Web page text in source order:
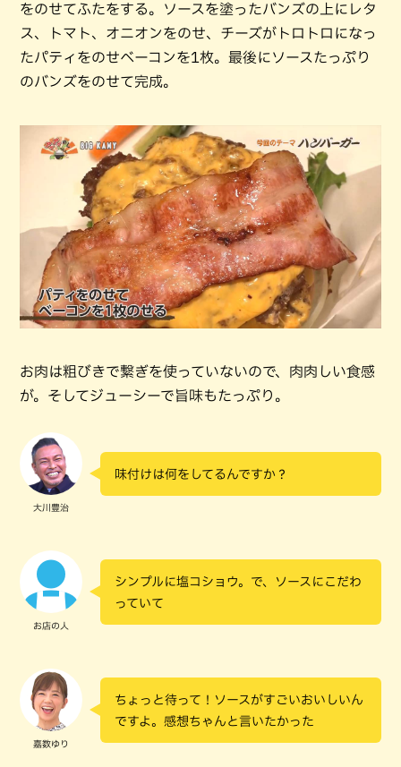
をのせてふたをする。ソースを塗ったバンズの上にレタ
ス、トマト、オニオンをのせ、チーズがトロトロになっ
たパティをのせベーコンを1枚。最後にソースたっぷり
のバンズをのせて完成。
お肉は粗びきで繋ぎを使っていないので、肉肉しい食感
が。そしてジューシーで旨味もたっぷり。
大川豊治
味付けは何をしてるんですか？
お店の人
シンプルに塩コショウ。で、ソースにこだわ
っていて
嘉数ゆり
ちょっと待って！ソースがすごいおいしいん
ですよ。感想ちゃんと言いたかった